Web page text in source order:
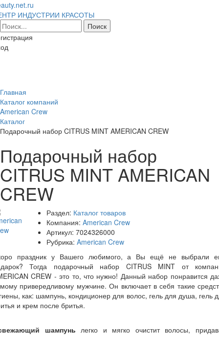
ИНДУСТРИИ КРАСОТЫ
Главная
Каталог компаний
American Crew
Каталог
Подарочный набор CITRUS MINT AMERICAN CREW
Подарочный набор
CITRUS MINT AMERICAN
CREW
Раздел: Каталог товаров
Компания: American Crew
Артикул: 7024326000
Рубрика: American Crew
праздник у Вашего любимого, а Вы ещё не выбрали
Тогда подарочный набор CITRUS MINT от
CREW - это то, что нужно! Данный набор понравится
привередливому мужчине. Он включает в себя такие
как: шампунь, кондиционер для волос, гель для душа, гель
и крем после бритья.
шампунь легко и мягко очистит волосы,